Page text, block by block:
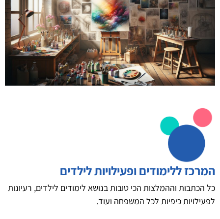
המרכז ללימודים ופעילויות לילדים
כל הכתבות וההמלצות הכי טובות בנושא לימודים לילדים, רעיונות
לפעילויות כיפיות לכל המשפחה ועוד.